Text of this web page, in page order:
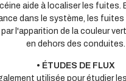
aide à localiser les fuites.
dans le système, les fuites
l'apparition de la couleur
en dehors des conduites.
• ÉTUDES DE FLUX
utilisée pour étudier